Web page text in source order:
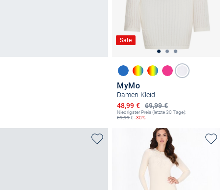
Sale
MyMo
Damen Kleid
69,99 €
Ermäßigter Preis
48,99 €
Niedrigster Preis (letzte 30 Tage):
69,99€ -30%